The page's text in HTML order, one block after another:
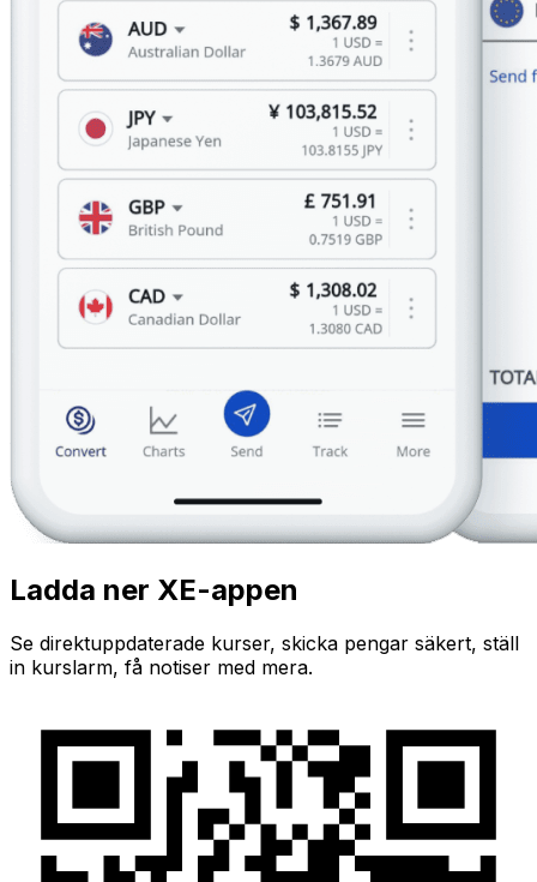
Ladda ner XE-appen
Se direktuppdaterade kurser, skicka pengar säkert, ställ
in kurslarm, få notiser med mera.